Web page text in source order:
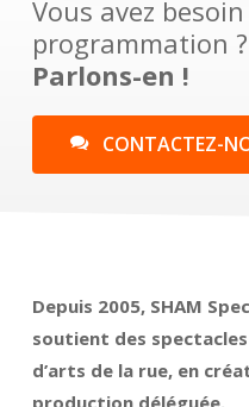
Vous avez
programmation ?
Parlons-en !
CONTACTEZ-N
Depuis 2005, SHAM
soutient des
d’arts de la rue, en